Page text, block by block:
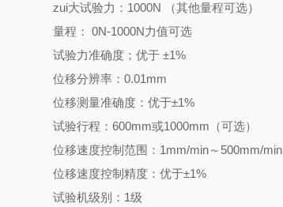
zui大试验力：1000N （其他量程可选）
量程： 0N-1000N力值可选
试验力准确度；优于 ±1%
位移分辨率：0.01mm
位移测量准确度：优于±1%
试验行程：600mm或1000mm（可选）
位移速度控制范围：1mm/min～500mm/min
位移速度控制精度：优于±1%
试验机级别：1级